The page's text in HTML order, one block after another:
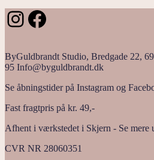
Instagram
Facebook
ByGuldbrandt Studio, Bredgade 22,
95 Info@byguldbrandt.dk
Se åbningstider på Instagram og
Fast fragtpris på kr. 49,-
Afhent i værkstedet i Skjern - Se mere
CVR NR 28060351